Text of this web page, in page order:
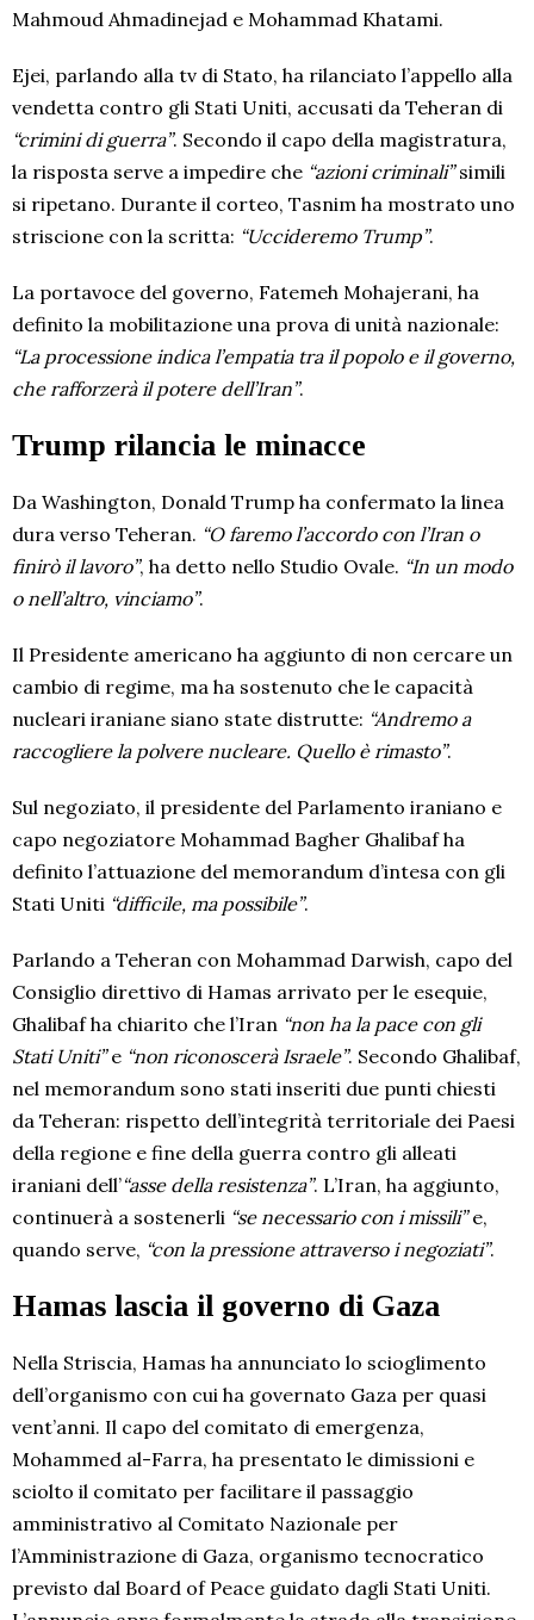
Mahmoud Ahmadinejad e Mohammad Khatami.
Ejei, parlando alla tv di Stato, ha rilanciato l’appello alla
vendetta contro gli Stati Uniti, accusati da Teheran di
“crimini di guerra”. Secondo il capo della magistratura,
la risposta serve a impedire che “azioni criminali”simili
si ripetano. Durante il corteo, Tasnim ha mostrato uno
striscione con la scritta: “Uccideremo Trump”.
La portavoce del governo, Fatemeh Mohajerani, ha
definito la mobilitazione una prova di unità nazionale:
“La processione indica l’empatia tra il popolo e il governo,
che rafforzerà il potere dell’Iran”.
Trump rilancia le minacce
Da Washington, Donald Trump ha confermato la linea
dura verso Teheran. “O faremo l’accordo con l’Iran o
finirò il lavoro”, ha detto nello Studio Ovale. “In un modo
o nell’altro, vinciamo”.
Il Presidente americano ha aggiunto di non cercare un
cambio di regime, ma ha sostenuto che le capacità
nucleari iraniane siano state distrutte: “Andremo a
raccogliere la polvere nucleare. Quello è rimasto”.
Sul negoziato, il presidente del Parlamento iraniano e
capo negoziatore Mohammad Bagher Ghalibaf ha
definito l’attuazione del memorandum d’intesa con gli
Stati Uniti “difficile, ma possibile”.
Parlando a Teheran con Mohammad Darwish, capo del
Consiglio direttivo di Hamas arrivato per le esequie,
Ghalibaf ha chiarito che l’Iran “non ha la pace con gli
Stati Uniti”e “non riconoscerà Israele”. Secondo Ghalibaf,
nel memorandum sono stati inseriti due punti chiesti
da Teheran: rispetto dell’integrità territoriale dei Paesi
della regione e fine della guerra contro gli alleati
iraniani dell’“asse della resistenza”. L’Iran, ha aggiunto,
continuerà a sostenerli “se necessario con i missili”e,
quando serve, “con la pressione attraverso i negoziati”.
Hamas lascia il governo di Gaza
Nella Striscia, Hamas ha annunciato lo scioglimento
dell’organismo con cui ha governato Gaza per quasi
vent’anni. Il capo del comitato di emergenza,
Mohammed al-Farra, ha presentato le dimissioni e
sciolto il comitato per facilitare il passaggio
amministrativo al Comitato Nazionale per
l’Amministrazione di Gaza, organismo tecnocratico
previsto dal Board of Peace guidato dagli Stati Uniti.